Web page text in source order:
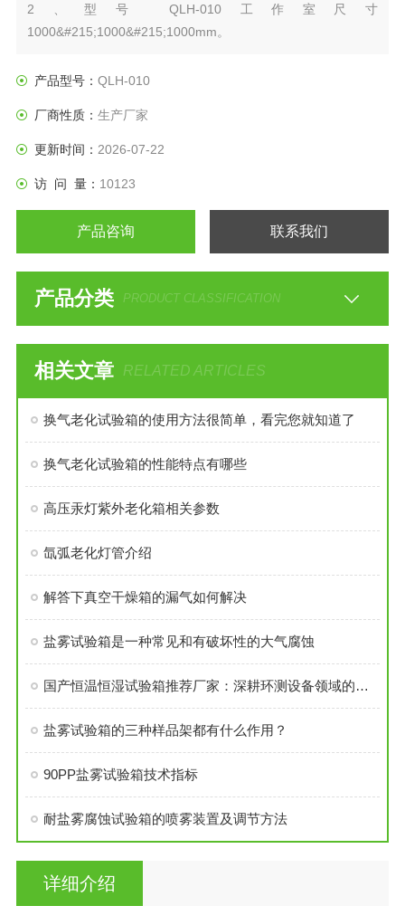
2、型号 QLH-010工作室尺寸
1000&#215;1000&#215;1000mm。
产品型号： QLH-010
厂商性质： 生产厂家
更新时间： 2026-07-22
访 问 量： 10123
产品咨询 联系我们
产品分类 PRODUCT CLASSIFICATION
相关文章 RELATED ARTICLES
换气老化试验箱的使用方法很简单，看完您就知道了
换气老化试验箱的性能特点有哪些
高压汞灯紫外老化箱相关参数
氙弧老化灯管介绍
解答下真空干燥箱的漏气如何解决
盐雾试验箱是一种常见和有破坏性的大气腐蚀
国产恒温恒湿试验箱推荐厂家：深耕环测设备领域的上海览浩
盐雾试验箱的三种样品架都有什么作用？
90PP盐雾试验箱技术指标
耐盐雾腐蚀试验箱的喷雾装置及调节方法
详细介绍